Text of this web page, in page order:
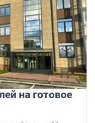
на готовое